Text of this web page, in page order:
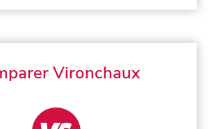
Vironchaux